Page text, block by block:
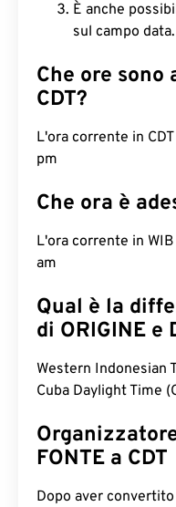
È anche
sul campo data.
Che ore sono
CDT?
L'ora corrente in
pm
Che ora è
L'ora corrente in
am
Qual è la
di ORIGINE e
Western Indonesian
Cuba Daylight Time
FONTE a CDT
Dopo aver